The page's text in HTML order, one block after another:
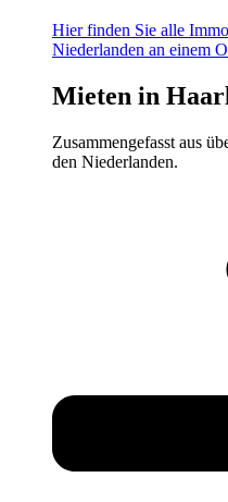
Hier finden Sie alle
Niederlanden an einem
Mieten in
Zusammengefasst aus
den Niederlanden.